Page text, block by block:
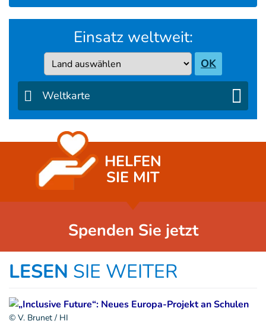
Einsatz weltweit:
Country OK
Weltkarte
HELFEN
SIE MIT
Spenden Sie jetzt
LESEN SIE WEITER
© V. Brunet / HI